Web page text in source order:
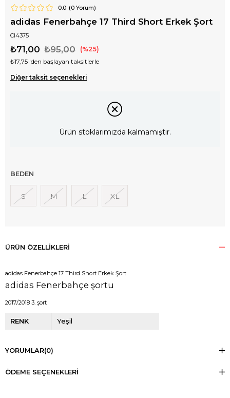
0.0 (0Yorum)
adidas Fenerbahçe 17 Third Short Erkek Şort
CI4375
₺95,00
₺71,00 25
₺17,75 'den başlayan taksitlerle
Diğer taksit seçenekleri
Ürün stoklarımızda kalmamıştır.
BEDEN
S M L XL
ÜRÜN ÖZELLIKLERI
adidas Fenerbahçe 17 Third Short Erkek Şort
adidas Fenerbahçe şortu
2017/2018 3. şort
RENK Yeşil
YORUMLAR(0)
ÖDEME SEÇENEKLERI